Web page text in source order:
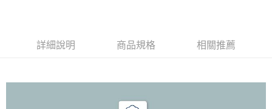
ATM／網路銀行／等多元方式進行付款，方視為交易完成。
※ 請注意：結帳手續完成當下不需立刻繳費，但若您需要取消訂單，請聯絡
※ 交易是否成功請以「AFTEE先享後付 」之結帳頁面顯示為準，若有關於
https://netprotections.freshdesk.com/support/home
7-11取貨付款
付款後7-11取貨
每筆NT$60，滿NT$499(含以上)免運費
詳細說明 商品規格 相關推薦